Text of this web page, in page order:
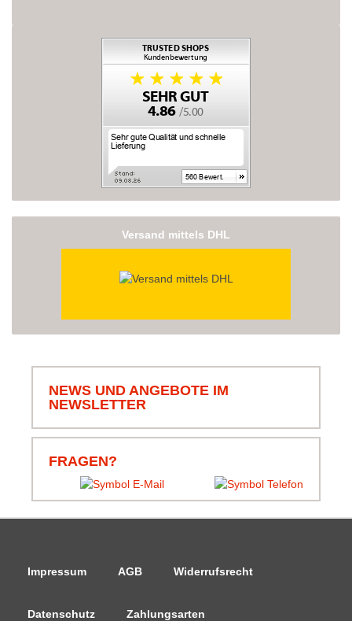
Versand mittels DHL
NEWS UND ANGEBOTE IM
NEWSLETTER
FRAGEN?
Impressum AGB Widerrufsrecht
Datenschutz Zahlungsarten